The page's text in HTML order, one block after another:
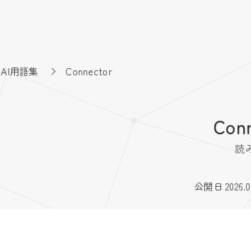
AI用語集 Connector
読
公開日